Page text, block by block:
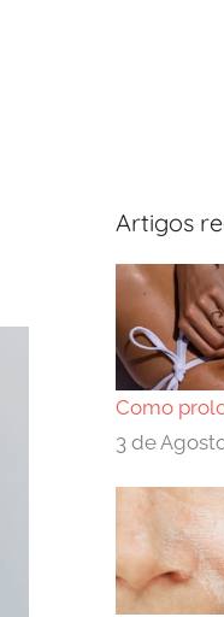
Artigos
Como
3 de